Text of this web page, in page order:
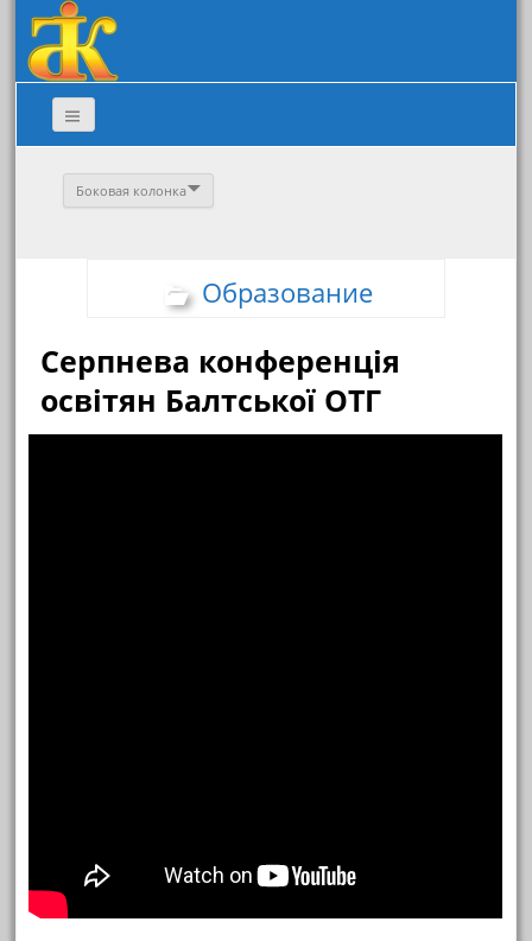
Боковая колонка
Образование
Серпнева конференція
освітян Балтської ОТГ